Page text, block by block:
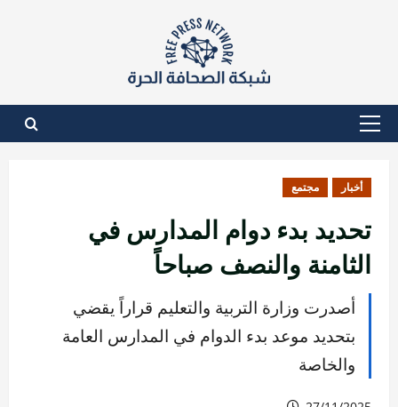
القائمة
أخبار مجتمع
تحديد بدء دوام المدارس في
الثامنة والنصف صباحاً
أصدرت وزارة التربية والتعليم قراراً يقضي
بتحديد موعد بدء الدوام في المدارس العامة
والخاصة